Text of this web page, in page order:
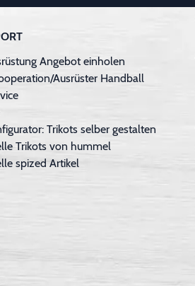
Angebot einholen
Ausrüster Handball
Trikots selber gestalten
Trikots von hummel
spized Artikel